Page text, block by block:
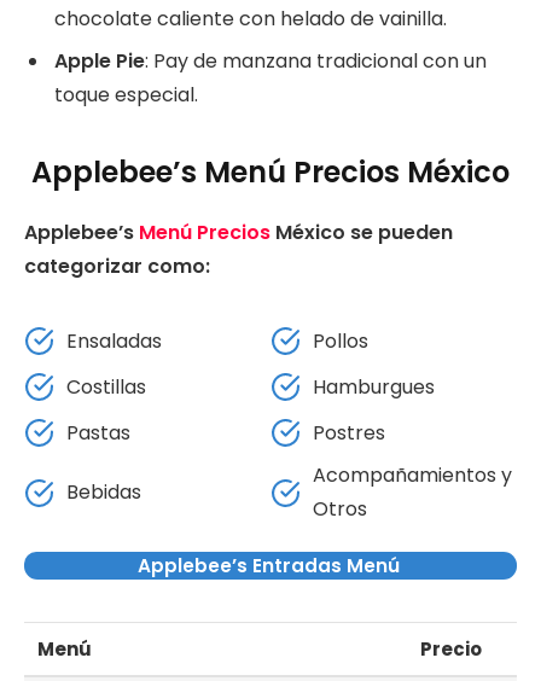
chocolate caliente con helado de vainilla.
Apple Pie: Pay de manzana tradicional con un
toque especial.
Applebee’s Menú Precios México
Applebee’s Menú Precios México se pueden
categorizar como:
Ensaladas
Pollos
Costillas
Hamburgues
Pastas
Postres
Bebidas
Acompañamientos y
Otros
Applebee’s Entradas Menú
Menú Precio